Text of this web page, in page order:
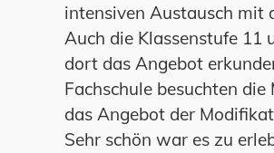
intensiven Austausch mit
Auch die Klassenstufe 11
dort das Angebot
Fachschule besuchten
das Angebot der
Sehr schön war es zu